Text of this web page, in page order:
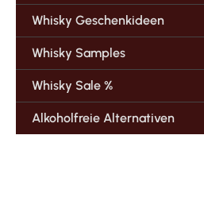
Whisky Geschenkideen
Whisky Samples
Whisky Sale %
Alkoholfreie Alternativen